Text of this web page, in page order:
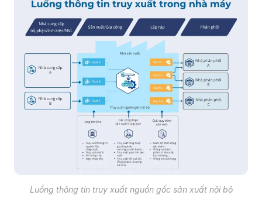
Luồng thông tin truy xuất nguồn gốc sản xuất nội bộ